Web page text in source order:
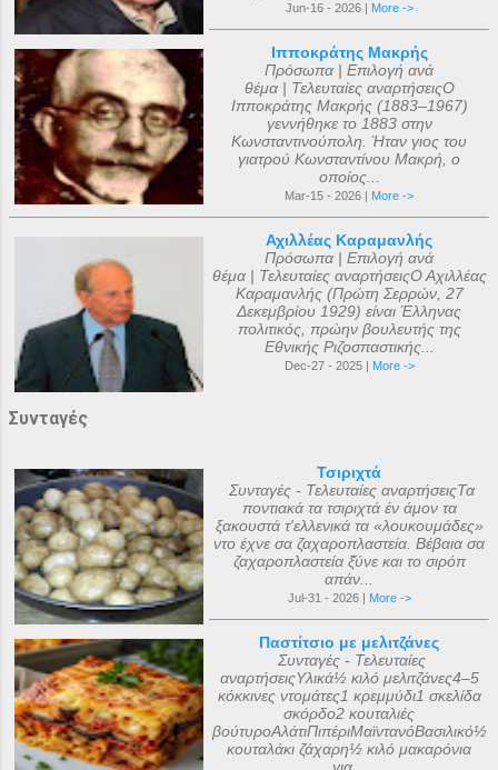
Jun-16 - 2026 | More ->
Ιπποκράτης Μακρής
Πρόσωπα | Επιλογή ανά
θέμα | Τελευταίες αναρτήσειςΟ
Ιπποκράτης Μακρής (1883–1967)
γεννήθηκε το 1883 στην
Κωνσταντινούπολη. Ήταν γιος του
γιατρού Κωνσταντίνου Μακρή, ο
οποίος...
Mar-15 - 2026 | More ->
Αχιλλέας Καραμανλής
Πρόσωπα | Επιλογή ανά
θέμα | Τελευταίες αναρτήσειςΟ Αχιλλέας
Καραμανλής (Πρώτη Σερρών, 27
Δεκεμβρίου 1929) είναι Έλληνας
πολιτικός, πρώην βουλευτής της
Εθνικής Ριζοσπαστικής...
Dec-27 - 2025 | More ->
Συνταγές
Τσιριχτά
Συνταγές - Τελευταίες αναρτήσειςΤα
ποντιακά τα τσιριχτά έν άμον τα
ξακουστά τ'ελλενικά τα «λουκουμάδες»
ντο έχνε σα ζαχαροπλαστεία. Βέβαια σα
ζαχαροπλαστεία ξ̌ύνε και το σιρόπ
απάν...
Jul-31 - 2026 | More ->
Παστίτσιο με μελιτζάνες
Συνταγές - Τελευταίες
αναρτήσειςΥλικά½ κιλό μελιτζάνες4–5
κόκκινες ντομάτες1 κρεμμύδι1 σκελίδα
σκόρδο2 κουταλιές
βούτυροΑλάτιΠιπέριΜαϊντανόΒασιλικό½
κουταλάκι ζάχαρη½ κιλό μακαρόνια